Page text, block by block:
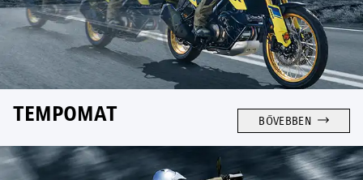
TEMPOMAT BŐVEBBEN